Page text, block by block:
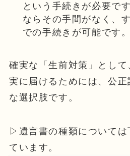
という手続きが必要で
ならその手間がなく、
での手続きが可能です。
確実な「生前対策」とし
実に届けるためには、公
な選択肢です。
▷遺言書の種類については
ています。